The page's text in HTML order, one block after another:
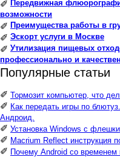
✐ Передвижная
возможности
✐ Преимущества работы в
✐ Эскорт услуги в Москве
✐ Утилизация пищевых
профессионально и
Популярные статьи
✐ Тормозит компьютер, что
✐ Как передать игры по
Андроид.
✐ Установка Windows с флешки
✐ Macrium Reflect инструкция
✐ Почему Android со временем